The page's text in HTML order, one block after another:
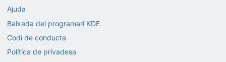
Ajuda
Baixada del programari KDE
Codi de conducta
Política de privadesa